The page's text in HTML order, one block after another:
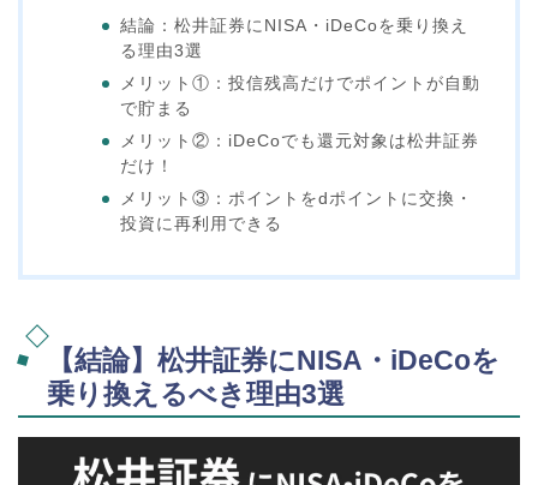
結論：松井証券にNISA・iDeCoを乗り換え
る理由3選
メリット①：投信残高だけでポイントが自動
で貯まる
メリット②：iDeCoでも還元対象は松井証券
だけ！
メリット③：ポイントをdポイントに交換・
投資に再利用できる
【結論】松井証券にNISA・iDeCoを
乗り換えるべき理由3選